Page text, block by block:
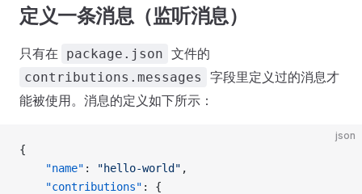
定义一条消息（监听消息）
只有在 package.json 文件的
contributions.messages
字段里定义过的消息才
能被使用。消息的定义如下所示：
json
{
    "name"
: "hello-world" ,
    "contributions"
: {